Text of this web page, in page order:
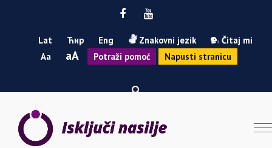
FacebookYoutube
Lat Ћир Eng Znakovni jezik
Čitaj mi
ASmanjiA Povećaj
Potraži pomoć Napusti stranicu